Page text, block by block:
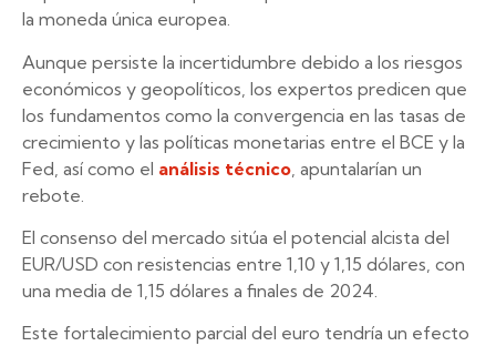
la moneda única europea.
Aunque persiste la incertidumbre debido a los riesgos
económicos y geopolíticos, los expertos predicen que
los fundamentos como la convergencia en las tasas de
crecimiento y las políticas monetarias entre el BCE y la
Fed, así como el análisis técnico , apuntalarían un
rebote.
El consenso del mercado sitúa el potencial alcista del
EUR/USD con resistencias entre 1,10 y 1,15 dólares, con
una media de 1,15 dólares a finales de 2024.
Este fortalecimiento parcial del euro tendría un efecto